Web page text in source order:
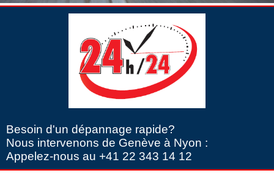
Besoin d'un dépannage rapide?
Nous intervenons de Genève à Nyon :
Appelez-nous au +41 22 343 14 12